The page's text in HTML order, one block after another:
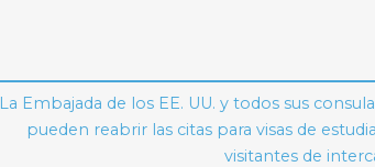
La Embajada de los EE. UU. y todos sus
pueden reabrir las citas para visas de
visitantes de